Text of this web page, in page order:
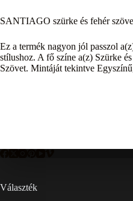
SANTIAGO szürke és fehér
Ez a termék nagyon jól passzol
stílushoz. A fő színe a(z) Szürke
Szövet. Mintáját tekintve
Választék